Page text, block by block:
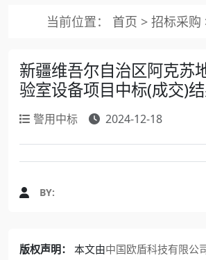
当前位置： 首页 > 招标采购
新疆维吾尔自治区阿克苏
验室设备项目中标(成交)
警用中标 2024-12-18
BY:
版权声明： 本文由中国欧盾科技有限公